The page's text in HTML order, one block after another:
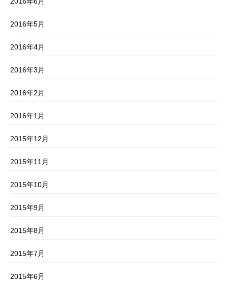
2016年5月
2016年4月
2016年3月
2016年2月
2016年1月
2015年12月
2015年11月
2015年10月
2015年9月
2015年8月
2015年7月
2015年6月